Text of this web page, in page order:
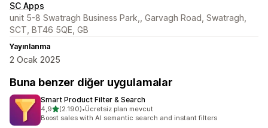
SC Apps
unit 5-8 Swatragh Business Park,, Garvagh Road, Swatragh,
SCT, BT46 5QE, GB
Yayınlanma
2 Ocak 2025
Buna benzer diğer uygulamalar
Smart Product Filter & Search
4,95 yıldız üzerinden
(2.190)
toplam 2190 değerlendirme
•Ücretsiz plan mevcut
Boost sales with AI semantic search and instant filters